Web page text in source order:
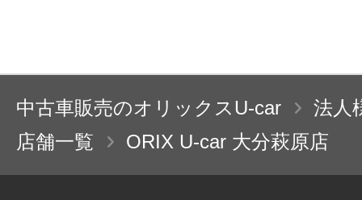
中古車販売のオリックスU-car
法人
店舗一覧
ORIX U-car 大分萩原店